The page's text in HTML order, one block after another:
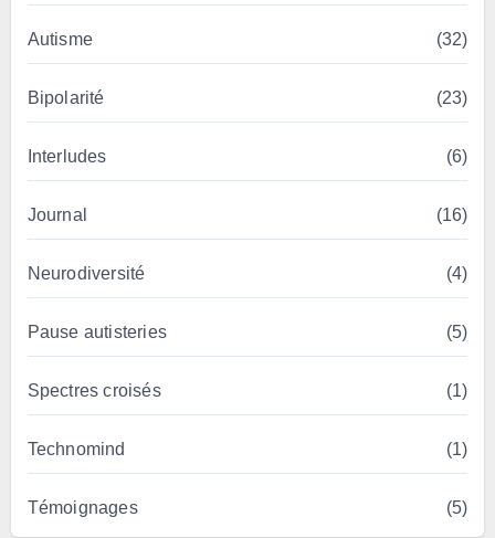
Autisme (32)
Bipolarité (23)
Interludes (6)
Journal (16)
Neurodiversité (4)
Pause autisteries (5)
Spectres croisés (1)
Technomind (1)
Témoignages (5)